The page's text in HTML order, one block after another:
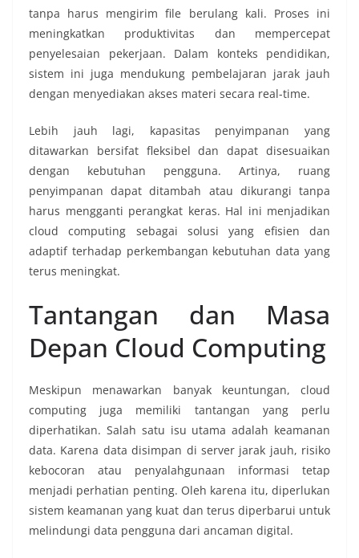
tanpa harus mengirim file berulang kali. Proses ini
meningkatkan produktivitas dan mempercepat
penyelesaian pekerjaan. Dalam konteks pendidikan,
sistem ini juga mendukung pembelajaran jarak jauh
dengan menyediakan akses materi secara real-time.
Lebih jauh lagi, kapasitas penyimpanan yang
ditawarkan bersifat fleksibel dan dapat disesuaikan
dengan kebutuhan pengguna. Artinya, ruang
penyimpanan dapat ditambah atau dikurangi tanpa
harus mengganti perangkat keras. Hal ini menjadikan
cloud computing sebagai solusi yang efisien dan
adaptif terhadap perkembangan kebutuhan data yang
terus meningkat.
Tantangan dan Masa
Depan Cloud Computing
Meskipun menawarkan banyak keuntungan, cloud
computing juga memiliki tantangan yang perlu
diperhatikan. Salah satu isu utama adalah keamanan
data. Karena data disimpan di server jarak jauh, risiko
kebocoran atau penyalahgunaan informasi tetap
menjadi perhatian penting. Oleh karena itu, diperlukan
sistem keamanan yang kuat dan terus diperbarui untuk
melindungi data pengguna dari ancaman digital.